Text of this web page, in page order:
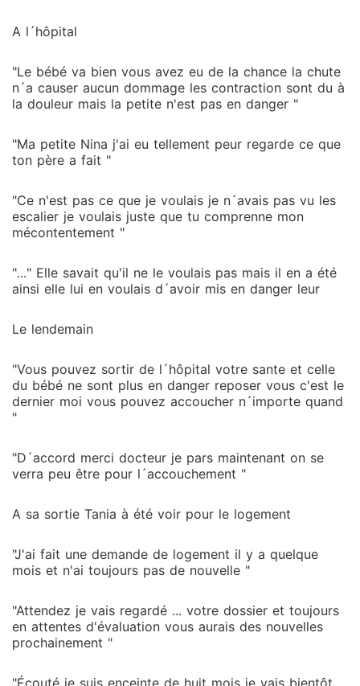
A l´hôpital
"Le bébé va bien vous avez eu de la chance la chute
n´a causer aucun dommage les contraction sont du à
la douleur mais la petite n'est pas en danger "
"Ma petite Nina j'ai eu tellement peur regarde ce que
ton père a fait "
"Ce n'est pas ce que je voulais je n´avais pas vu les
escalier je voulais juste que tu comprenne mon
mécontentement "
"..." Elle savait qu'il ne le voulais pas mais il en a été
ainsi elle lui en voulais d´avoir mis en danger leur
Le lendemain
"Vous pouvez sortir de l´hôpital votre sante et celle
du bébé ne sont plus en danger reposer vous c'est le
dernier moi vous pouvez accoucher n´importe quand
"
"D´accord merci docteur je pars maintenant on se
verra peu être pour l´accouchement "
A sa sortie Tania à été voir pour le logement
"J'ai fait une demande de logement il y a quelque
mois et n'ai toujours pas de nouvelle "
"Attendez je vais regardé ... votre dossier et toujours
en attentes d'évaluation vous aurais des nouvelles
prochainement "
"Écouté je suis enceinte de huit mois je vais bientôt